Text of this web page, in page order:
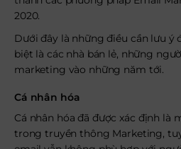
2020.
Dưới đây là những điều cần lưu ý
biệt là các nhà bán lẻ, những
marketing vào những năm tới.
Cá nhân hóa
Cá nhân hóa đã được xác định là
trong truyền thông Marketing,